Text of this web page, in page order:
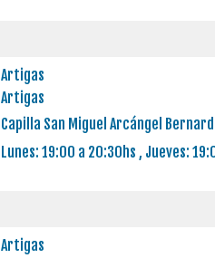
Artigas
Artigas
Capilla San Miguel Arcángel
Lunes: 19:00 a 20:30hs , Jueves:
Artigas